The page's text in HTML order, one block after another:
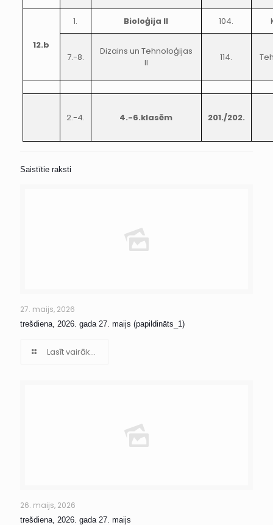
12.b
1. Bioloģija II 104.
7.-8.
Dizains un Tehnoloģijas
II
114.
2.-4. 4.-6.klasēm 201./202.
Saistītie raksti
27. maijs, 2026
trešdiena, 2026. gada 27. maijs (papildināts_1)
Lasīt vairāk...
26. maijs, 2026
trešdiena, 2026. gada 27. maijs